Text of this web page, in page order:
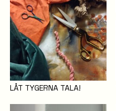
LÅT TYGERNA TALA!